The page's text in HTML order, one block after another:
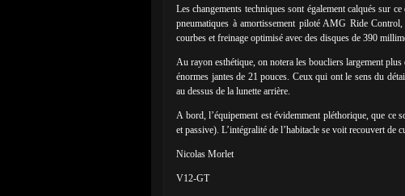
Les changements techniques sont également calqués sur
pneumatiques à amortissement piloté AMG Ride
courbes et freinage optimisé avec des disques de 390
Au rayon esthétique, on notera les boucliers largement plus
énormes jantes de 21 pouces. Ceux qui ont le sens du
au dessus de la lunette arrière.
A bord, l’équipement est évidemment pléthorique, que ce
et passive). L’intégralité de l’habitacle se voit recouvert de
Nicolas Morlet
V12-GT